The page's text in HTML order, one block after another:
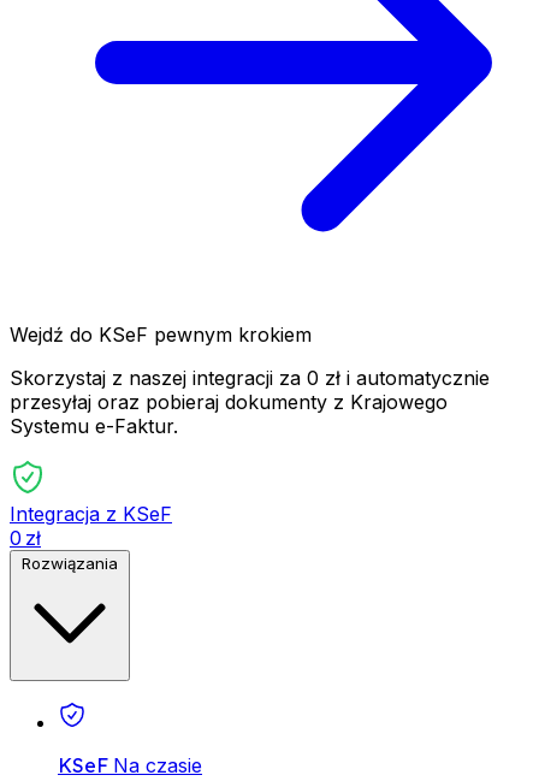
Wejdź do KSeF pewnym krokiem
Skorzystaj z naszej integracji za 0 zł i automatycznie
przesyłaj oraz pobieraj dokumenty z Krajowego
Systemu e-Faktur.
Integracja z KSeF
0 zł
KSeF Na czasie